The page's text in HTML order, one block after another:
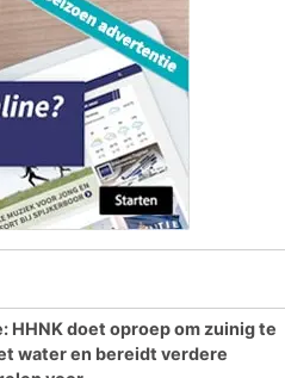
HHNK doet oproep om zuinig te
water en bereidt verdere